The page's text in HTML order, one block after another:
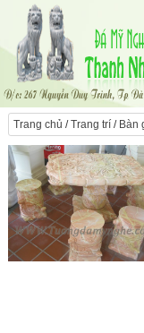
Trang chủ /Trang trí/ Bàn